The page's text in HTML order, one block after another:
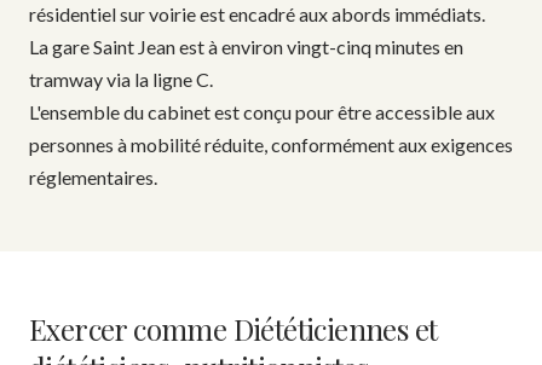
résidentiel sur voirie est encadré aux abords immédiats.
La gare Saint Jean est à environ vingt-cinq minutes en
tramway via la ligne C.
L'ensemble du cabinet est conçu pour être accessible aux
personnes à mobilité réduite, conformément aux exigences
réglementaires.
Exercer comme Diététiciennes et